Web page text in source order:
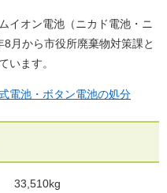
イオン電池（ニカド電池・ニ
月から市役所廃棄物対策課と
います。
電池・ボタン電池の処分
33,510kg